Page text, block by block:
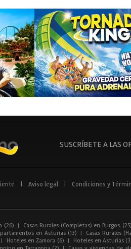
SUSCRÍBETE A LAS
Aviso legal Condiciones y
(26) | Casas Rurales (Completas) en Burgos (25)
en Asturias (13) | Casas Rurales
| Hoteles en Zamora (6) | Hoteles en Asturias